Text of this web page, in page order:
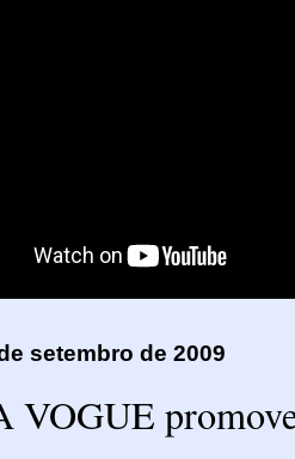
setembro de 2009
VOGUE